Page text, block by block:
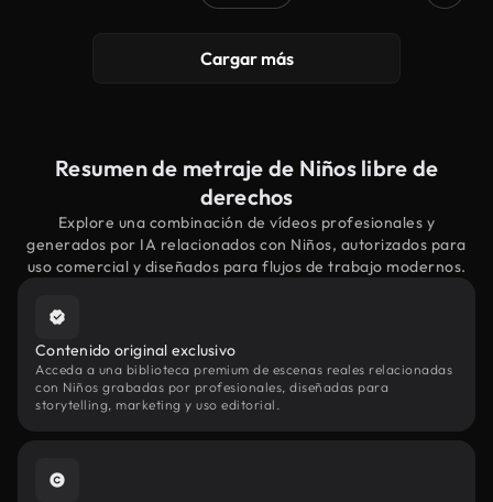
Cargar más
Resumen de metraje de Niños libre de
derechos
Explore una combinación de vídeos profesionales y
generados por IA relacionados con Niños, autorizados para
uso comercial y diseñados para flujos de trabajo modernos.
Contenido original exclusivo
Acceda a una biblioteca premium de escenas reales relacionadas
con Niños grabadas por profesionales, diseñadas para
storytelling, marketing y uso editorial.